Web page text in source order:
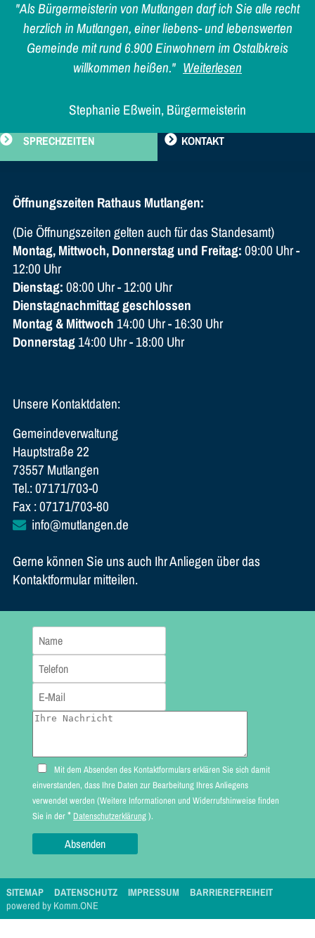
"Als Bürgermeisterin von Mutlangen darf ich Sie alle recht
herzlich in Mutlangen, einer liebens- und lebenswerten
Gemeinde mit rund 6.900 Einwohnern im Ostalbkreis
willkommen heißen." Weiterlesen
Stephanie Eßwein, Bürgermeisterin
SPRECHZEITEN KONTAKT
Öffnungszeiten Rathaus Mutlangen:
(Die Öffnungszeiten gelten auch für das Standesamt)
Montag, Mittwoch, Donnerstag und Freitag:09:00 Uhr -
12:00 Uhr
Dienstag:08:00 Uhr - 12:00 Uhr
Dienstagnachmittag geschlossen
Montag & Mittwoch 14:00 Uhr - 16:30 Uhr
Donnerstag14:00 Uhr - 18:00 Uhr
Unsere Kontaktdaten:
Gemeindeverwaltung
Hauptstraße 22
73557 Mutlangen
Tel.: 07171/703-0
Fax : 07171/703-80
info@mutlangen.de
Gerne können Sie uns auch Ihr Anliegen über das
Kontaktformular mitteilen.
Mit dem Absenden des Kontaktformulars erklären Sie sich damit
einverstanden, dass Ihre Daten zur Bearbeitung Ihres Anliegens
verwendet werden (Weitere Informationen und Widerrufshinweise finden
Sie in der* Datenschutzerklärung).
SITEMAP DATENSCHUTZ IMPRESSUM
BARRIEREFREIHEIT
powered by Komm.ONE